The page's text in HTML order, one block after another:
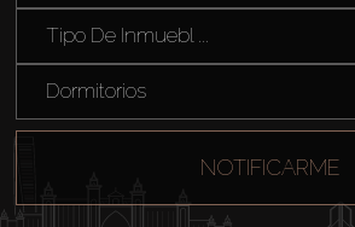
Tipo De Inmuebl ...
Dormitorios
NOTIFICARME